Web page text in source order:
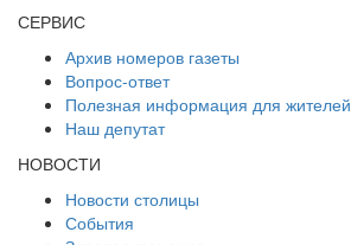
СЕРВИС
Архив номеров газеты
Вопрос-ответ
Полезная информация для жителей
Наш депутат
НОВОСТИ
Новости столицы
События